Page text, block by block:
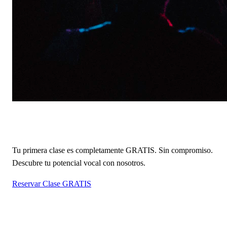
Tu primera clase es completamente GRATIS. Sin compromiso.
Descubre tu potencial vocal con nosotros.
Reservar Clase GRATIS